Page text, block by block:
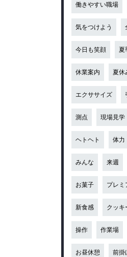
働きやすい職場
気をつけよう
今日も笑顔 夏
休業案内 夏休
エクササイズ
測点 現場見学
ヘトヘト 体力
みんな 来週
お菓子 プレミ
新食感 クッキ
操作 作業場
お昼休憩 前掛